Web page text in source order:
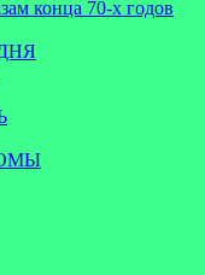
конца 70-х годов